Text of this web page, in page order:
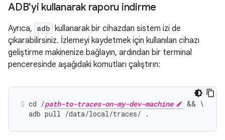
ADB'yi kullanarak raporu indirme
Ayrıca, adb
kullanarak bir cihazdan sistem izi de
çıkarabilirsiniz. İzlemeyi kaydetmek için kullanılan cihazı
geliştirme makinenize bağlayın, ardından bir terminal
penceresinde aşağıdaki komutları çalıştırın:
cd /path-to-traces-on-my-dev-machine
&& \
  adb pull /data/local/traces/ .